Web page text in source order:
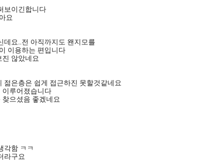
보이긴합니다
요
데요..전 아직까지도 왠지모를
이용하는 편입니다
진 않았네요
젊은층은 쉽게 접근하진 못할것같네요
이루어졌습니다
으셨음 좋겠네요
각함 ㅋㅋ
라구요